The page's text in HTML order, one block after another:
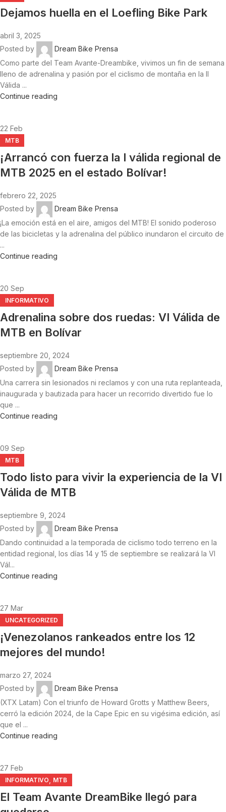
Dejamos huella en el Loefling Bike Park
abril 3, 2025
Posted by
Dream Bike Prensa
Como parte del Team Avante-Dreambike, vivimos un fin de semana
lleno de adrenalina y pasión por el ciclismo de montaña en la II
Válida ...
Continue reading
22 Feb
MTB
¡Arrancó con fuerza la I válida regional de
MTB 2025 en el estado Bolívar!
febrero 22, 2025
Posted by
Dream Bike Prensa
¡La emoción está en el aire, amigos del MTB! El sonido poderoso
de las bicicletas y la adrenalina del público inundaron el circuito de
...
Continue reading
20 Sep
INFORMATIVO
Adrenalina sobre dos ruedas: VI Válida de
MTB en Bolívar
septiembre 20, 2024
Posted by
Dream Bike Prensa
Una carrera sin lesionados ni reclamos y con una ruta replanteada,
inaugurada y bautizada para hacer un recorrido divertido fue lo
que ...
Continue reading
09 Sep
MTB
Todo listo para vivir la experiencia de la VI
Válida de MTB
septiembre 9, 2024
Posted by
Dream Bike Prensa
Dando continuidad a la temporada de ciclismo todo terreno en la
entidad regional, los días 14 y 15 de septiembre se realizará la VI
Vál...
Continue reading
27 Mar
UNCATEGORIZED
¡Venezolanos rankeados entre los 12
mejores del mundo!
marzo 27, 2024
Posted by
Dream Bike Prensa
(XTX Latam) Con el triunfo de Howard Grotts y Matthew Beers,
cerró la edición 2024, de la Cape Epic en su vigésima edición, así
que el ...
Continue reading
27 Feb
INFORMATIVO MTB
El Team Avante DreamBike llegó para